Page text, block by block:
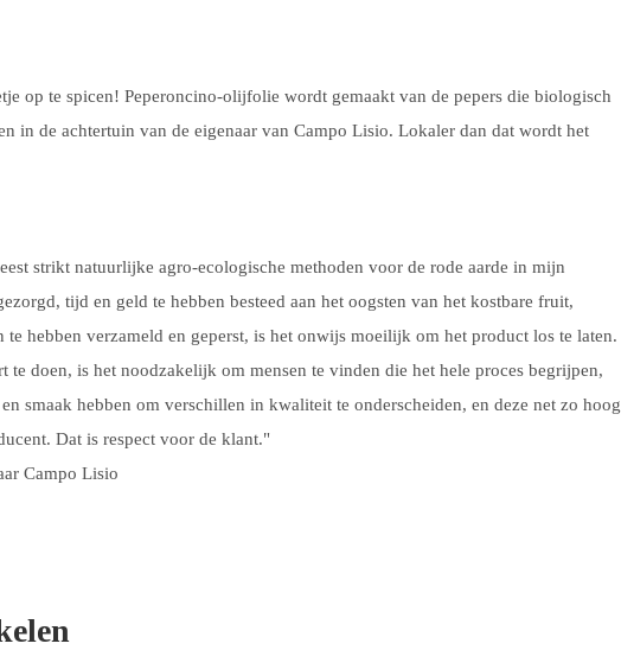
op te spicen! Peperoncino-olijfolie wordt gemaakt van de pepers die biologisch
in de achtertuin van de eigenaar van Campo Lisio. Lokaler dan dat wordt het
strikt natuurlijke agro-ecologische methoden voor de rode aarde in mijn
tijd en geld te hebben besteed aan het oogsten van het kostbare fruit,
hebben verzameld en geperst, is het onwijs moeilijk om het product los te laten.
te doen, is het noodzakelijk om mensen te vinden die het hele proces begrijpen,
smaak hebben om verschillen in kwaliteit te onderscheiden, en deze net zo hoog
Dat is respect voor de klant."
Campo Lisio